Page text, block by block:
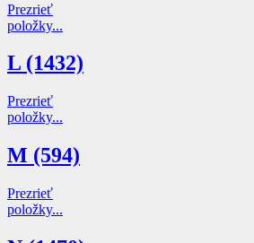
Prezrieť
položky...
L (1432)
Prezrieť
položky...
M (594)
Prezrieť
položky...